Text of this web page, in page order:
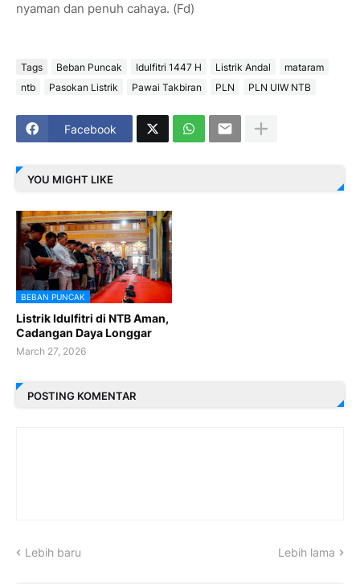
nyaman dan penuh cahaya. (Fd)
Tags Beban Puncak Idulfitri 1447 H Listrik Andal
mataram
ntb
Pasokan Listrik Pawai Takbiran PLN PLN UIW NTB
Facebook
YOU MIGHT LIKE
BEBAN PUNCAK
Listrik Idulfitri di NTB Aman,
Cadangan Daya Longgar
March 27, 2026
POSTING KOMENTAR
Lebih baru Lebih lama